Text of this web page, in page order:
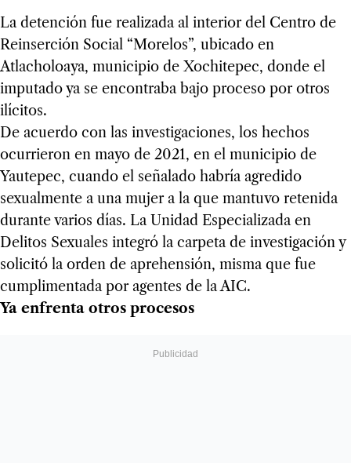
La detención fue realizada al interior del Centro de
Reinserción Social “Morelos”, ubicado en
Atlacholoaya, municipio de Xochitepec, donde el
imputado ya se encontraba bajo proceso por otros
ilícitos.
De acuerdo con las investigaciones, los hechos
ocurrieron en mayo de 2021, en el municipio de
Yautepec, cuando el señalado habría agredido
sexualmente a una mujer a la que mantuvo retenida
durante varios días. La Unidad Especializada en
Delitos Sexuales integró la carpeta de investigación y
solicitó la orden de aprehensión, misma que fue
cumplimentada por agentes de la AIC.
Ya enfrenta otros procesos